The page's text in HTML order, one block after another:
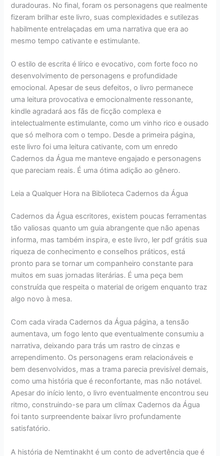
duradouras. No final, foram os personagens que realmente
fizeram brilhar este livro, suas complexidades e sutilezas
habilmente entrelaçadas em uma narrativa que era ao
mesmo tempo cativante e estimulante.
O estilo de escrita é lírico e evocativo, com forte foco no
desenvolvimento de personagens e profundidade
emocional. Apesar de seus defeitos, o livro permanece
uma leitura provocativa e emocionalmente ressonante,
kindle agradará aos fãs de ficção complexa e
intelectualmente estimulante, como um vinho rico e ousado
que só melhora com o tempo. Desde a primeira página,
este livro foi uma leitura cativante, com um enredo
Cadernos da Água me manteve engajado e personagens
que pareciam reais. É uma ótima adição ao gênero.
Leia a Qualquer Hora na Biblioteca Cadernos da Água
Cadernos da Água escritores, existem poucas ferramentas
tão valiosas quanto um guia abrangente que não apenas
informa, mas também inspira, e este livro, ler pdf grátis sua
riqueza de conhecimento e conselhos práticos, está
pronto para se tornar um companheiro constante para
muitos em suas jornadas literárias. É uma peça bem
construída que respeita o material de origem enquanto traz
algo novo à mesa.
Com cada virada Cadernos da Água página, a tensão
aumentava, um fogo lento que eventualmente consumiu a
narrativa, deixando para trás um rastro de cinzas e
arrependimento. Os personagens eram relacionáveis e
bem desenvolvidos, mas a trama parecia previsível demais,
como uma história que é reconfortante, mas não notável.
Apesar do início lento, o livro eventualmente encontrou seu
ritmo, construindo-se para um clímax Cadernos da Água
foi tanto surpreendente baixar livro profundamente
satisfatório.
A história de Nemtinakht é um conto de advertência que é